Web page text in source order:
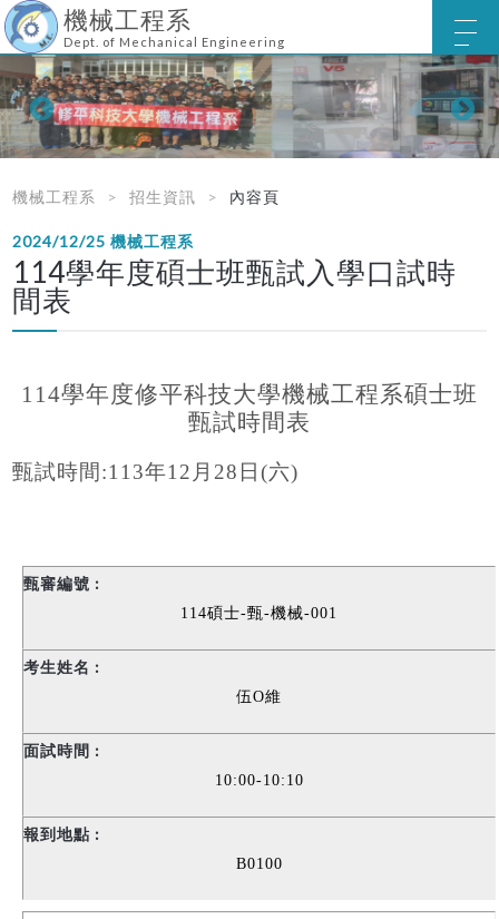
機械工程系
Dept. of Mechanical Engineering
機械工程系 招生資訊 內容頁
2024/12/25機械工程系
114學年度碩士班甄試入學口試時
間表
114學年度修平科技大學機械工程系碩士班
甄試時間表
甄試時間 :113年12 月28 日(六)
114碩士-甄-機械-001
伍O維
10:00-10:10
B0100